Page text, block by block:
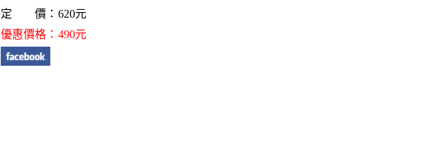
定 價：620元
優惠價格：490元